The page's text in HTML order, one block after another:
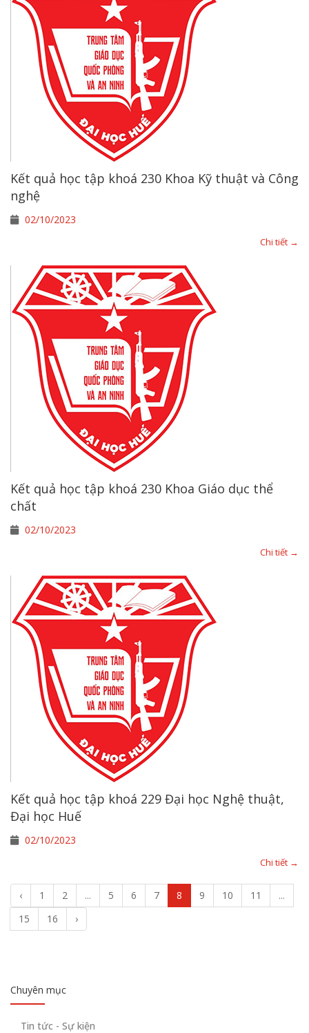
Kết quả học tập khoá 230 Khoa Kỹ thuật và Công
nghệ
02/10/2023
Chi tiết →
Kết quả học tập khoá 230 Khoa Giáo dục thể
chất
02/10/2023
Chi tiết →
Kết quả học tập khoá 229 Đại học Nghệ thuật,
Đại học Huế
02/10/2023
Chi tiết →
‹ 1 2 ... 5 6 7 8 9 10 11
...
15
16 ›
Chuyên mục
Tin tức - Sự kiện